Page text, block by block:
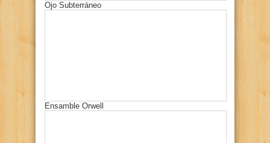
Ojo Subterráneo
Ensamble Orwell